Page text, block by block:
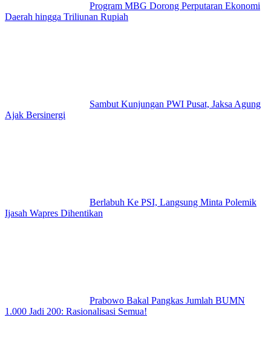
Program MBG Dorong Perputaran Ekonomi
Daerah hingga Triliunan Rupiah
Sambut Kunjungan PWI Pusat, Jaksa Agung
Ajak Bersinergi
Berlabuh Ke PSI, Langsung Minta Polemik
Ijasah Wapres Dihentikan
Prabowo Bakal Pangkas Jumlah BUMN
1.000 Jadi 200: Rasionalisasi Semua!